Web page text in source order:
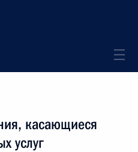
касающиеся
услуг